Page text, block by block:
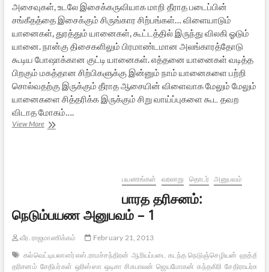
அசைவுகள், உடலே இசைக்கருவியாக மாறி தீராத படைப்பின்
சங்கீதத்தை இசைக்கும் சிருங்கார சிற்பங்கள்… விளையாடும்
யானைகள், துரத்தும் யானைகள், கூட்டத்தில் இருந்து விலகி ஓடும்
யானை. நான்கு திசைகளிலும் பிரமாண்டமான அலங்காரத்தோடு
கூடிய போஷாக்கான குட்டி யானைகள். எத்தனை யானைகள் வடித்த
பிறகும் மகத்தான சிற்பிகளுக்கு இன்னும் நாம் யானைகளை பற்றி
சொல்வதற்கு இருக்கும் தீராத ஆசையின் விளைவாக மேலும் மேலும்
யானைகளை சித்தரிக்க இருக்கும் சிறு வாய்ப்புகளை கூட தவற
விடாத மோகம்….
View Moreபாரத
பயணங்கள் வரலாறு தொடர் அனுபவம்
பாரத தரிசனம்:
நெடும்பயண அனுபவம் – 1
வீர. ராஜமாணிக்கம்
February 21, 2013
கல்வெட்டியலாளர் எஸ்.ராமச்சந்திரன் ஆரியப்படை கடந்த நெடுஞ்செழியன்
தரிசனம் சேதிபர்கள் ஒரிஸ்ஸா ஒடிசா சிசுபாலன் ஜெயமோகன் கந்தகிரி சேதிராயர்கள்